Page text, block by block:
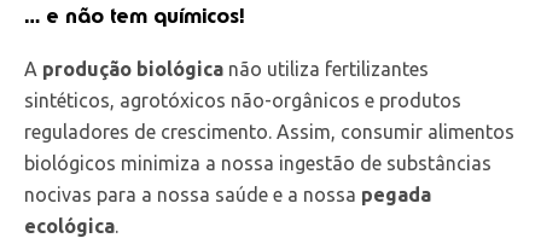
… e não tem químicos!
A produção biológica não utiliza fertilizantes
sintéticos, agrotóxicos não-orgânicos e produtos
reguladores de crescimento. Assim, consumir alimentos
biológicos minimiza a nossa ingestão de substâncias
nocivas para a nossa saúde e a nossa pegada
ecológica